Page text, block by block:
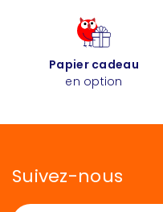
Papier cadeau
en option
Suivez-nous